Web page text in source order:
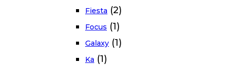
Fiesta (2)
Focus (1)
Galaxy (1)
Ka (1)